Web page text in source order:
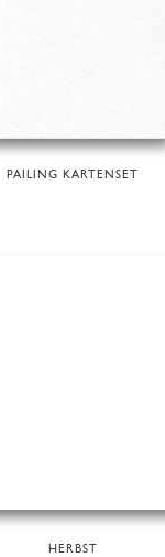
PAILING KARTENSET
HERBST